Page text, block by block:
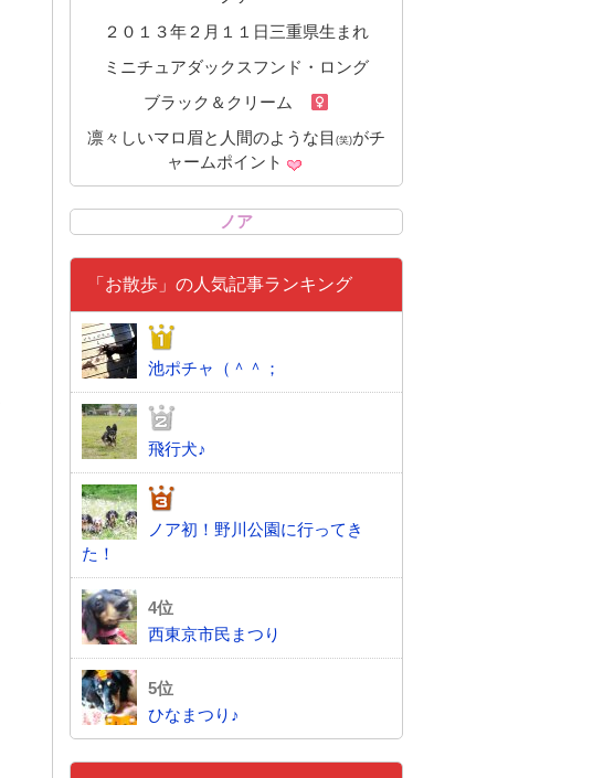
２０１３年２月１１日三重県生まれ
ミニチュアダックスフンド・ロング
ブラック＆クリーム
凛々しいマロ眉と人間のような目 (笑)がチ
ャームポイント
ノア
「お散歩」の人気記事ランキング
池ポチャ（＾＾；
飛行犬♪
ノア初！野川公園に行ってき
た！
西東京市民まつり
ひなまつり♪